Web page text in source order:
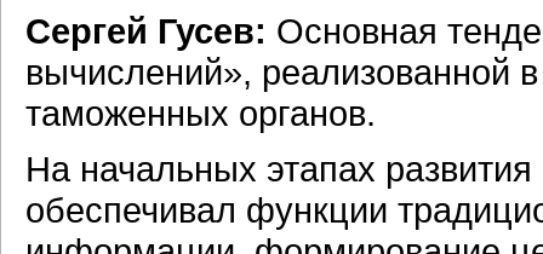
Сергей Гусев: Основная
вычислений», реализованной
таможенных органов.
На начальных этапах
обеспечивал функции